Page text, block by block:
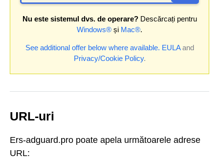
Nu este sistemul dvs. de operare?Descărcați pentru
Windows® și Mac®.
See additional offer below where available. EULAand
Privacy/Cookie Policy.
URL-uri
Ers-adguard.pro poate apela următoarele adrese
URL: